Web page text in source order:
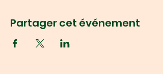
Partager cet événement